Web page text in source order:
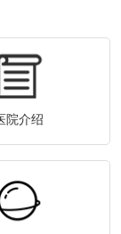
院介绍